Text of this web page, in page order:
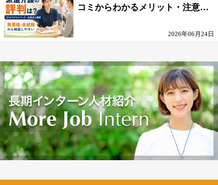
コミからわかるメリット・注意点
2026年06月24日